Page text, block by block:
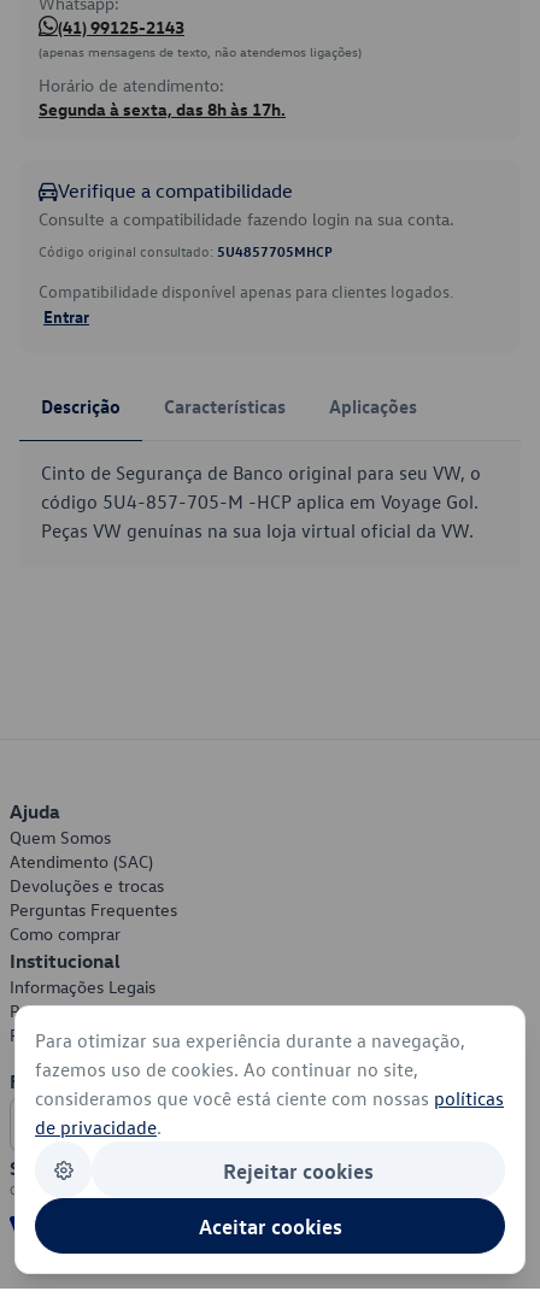
(41) 99125-2143
(apenas mensagens de texto, não atendemos ligações)
Horário de atendimento:
Segunda à sexta, das 8h às 17h.
Verifique a compatibilidade
Consulte a compatibilidade fazendo login na sua conta.
Código original consultado: 5U4857705MHCP
Compatibilidade disponível apenas para clientes logados.
Entrar
Descrição Características Aplicações
Cinto de Segurança de Banco original para seu VW, o
código 5U4-857-705-M -HCP aplica em Voyage Gol.
Peças VW genuínas na sua loja virtual oficial da VW.
Ajuda
Quem Somos
Atendimento (SAC)
Devoluções e trocas
Perguntas Frequentes
Como comprar
Institucional
Informações Legais
Política de Privacidade
Política de Cookies
Formas de Pagamento
Segurança
Para otimizar sua experiência durante a navegação,
fazemos uso de cookies. Ao continuar no site,
consideramos que você está ciente com nossas políticas
de privacidade.
Rejeitar cookies
Aceitar cookies